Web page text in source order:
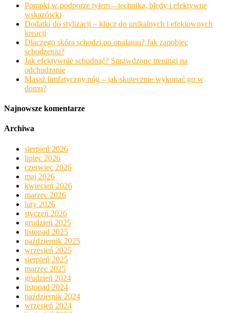
Pompki w podporze tyłem – technika, błędy i efektywne
wskazówki
Dodatki do stylizacji – klucz do unikalnych i efektownych
kreacji
Dlaczego skóra schodzi po opalaniu? Jak zapobiec
schodzeniu?
Jak efektywnie schudnąć? Sprawdzone treningi na
odchudzanie
Masaż limfatyczny nóg – jak skutecznie wykonać go w
domu?
Najnowsze komentarze
Archiwa
sierpień 2026
lipiec 2026
czerwiec 2026
maj 2026
kwiecień 2026
marzec 2026
luty 2026
styczeń 2026
grudzień 2025
listopad 2025
październik 2025
wrzesień 2025
sierpień 2025
marzec 2025
grudzień 2024
listopad 2024
październik 2024
wrzesień 2024